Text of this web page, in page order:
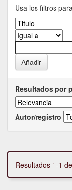
Usa los filtros
Resultados por
Autor/registro
Resultados 1-1